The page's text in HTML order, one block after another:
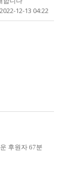
2022-12-13 04:22
후원자 67분